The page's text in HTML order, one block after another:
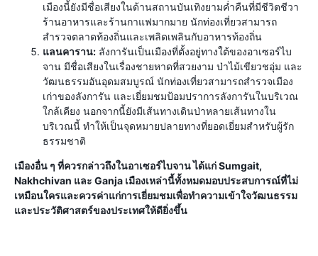
เมืองนี้ยังมีชื่อเสียงในด้านสถานบันเทิงยามค่ำคืนที่มีชีวิตชีวา
ร้านอาหารและร้านกาแฟมากมาย นักท่องเที่ยวสามารถ
สำรวจตลาดท้องถิ่นและเพลิดเพลินกับอาหารท้องถิ่น
แลนคาราน: ลังการันเป็นเมืองที่ตั้งอยู่ทางใต้ของอาเซอร์ไบ
จาน มีชื่อเสียงในเรื่องชายหาดที่สวยงาม ป่าไม้เขียวชอุ่ม และ
วัฒนธรรมอันอุดมสมบูรณ์ นักท่องเที่ยวสามารถสำรวจเมือง
เก่าของลังการัน และเยี่ยมชมป้อมปราการลังการันในบริเวณ
ใกล้เคียง นอกจากนี้ยังมีเส้นทางเดินป่าหลายเส้นทางใน
บริเวณนี้ ทำให้เป็นจุดหมายปลายทางที่ยอดเยี่ยมสำหรับผู้รัก
ธรรมชาติ
เมืองอื่น ๆ ที่ควรกล่าวถึงในอาเซอร์ไบจาน ได้แก่ Sumgait,
Nakhchivan และ Ganja เมืองเหล่านี้ทั้งหมดมอบประสบการณ์ที่ไม่
เหมือนใครและควรค่าแก่การเยี่ยมชมเพื่อทำความเข้าใจวัฒนธรรม
และประวัติศาสตร์ของประเทศให้ดียิ่งขึ้น